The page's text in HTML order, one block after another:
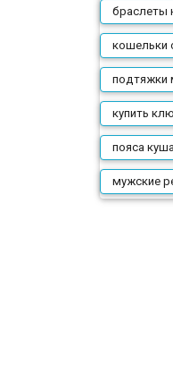
браслеты
кошельки
подтяжки
купить
пояса
мужские